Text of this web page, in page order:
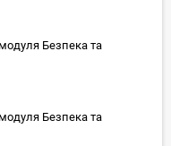
Безпека та
Безпека та